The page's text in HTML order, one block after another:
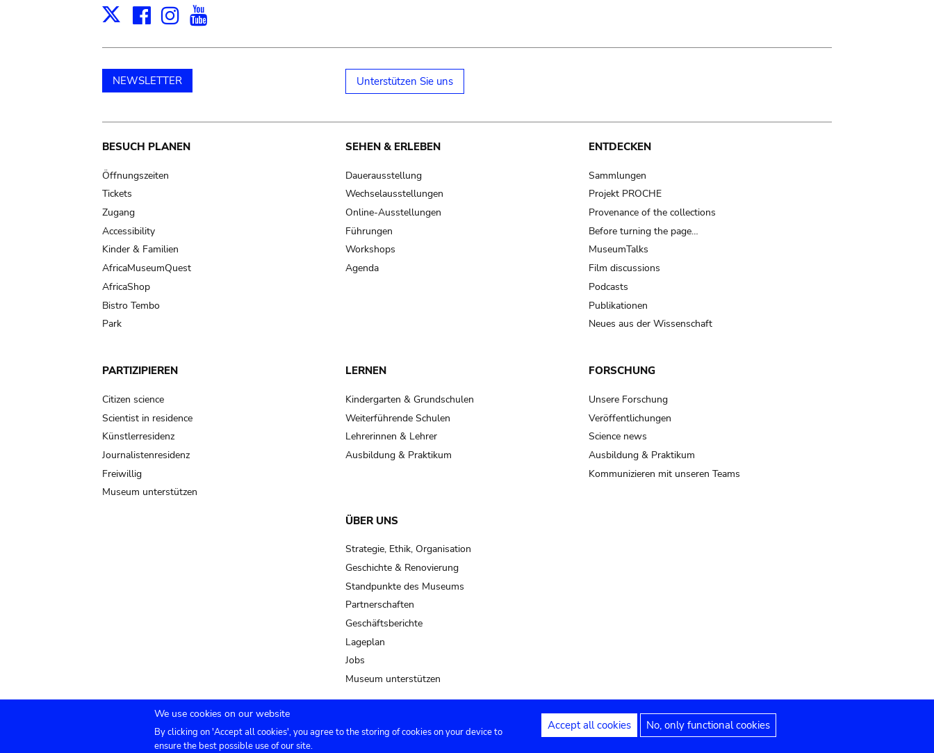
X Facebook
Instagram
NEWSLETTER Unterstützen Sie uns
Main
navigation
BESUCH PLANEN
Öffnungszeiten
Tickets
Zugang
Accessibility
Kinder & Familien
AfricaMuseumQuest
AfricaShop
Bistro Tembo
Park
SEHEN & ERLEBEN
Dauerausstellung
Wechselausstellungen
Online-Ausstellungen
Führungen
Workshops
Agenda
ENTDECKEN
Sammlungen
Projekt PROCHE
Provenance of the collections
Before turning the page…
MuseumTalks
Film discussions
Podcasts
Publikationen
Neues aus der Wissenschaft
PARTIZIPIEREN
Citizen science
Scientist in residence
Künstlerresidenz
Journalistenresidenz
Freiwillig
Museum unterstützen
LERNEN
Kindergarten & Grundschulen
Weiterführende Schulen
Lehrerinnen & Lehrer
Ausbildung & Praktikum
FORSCHUNG
Unsere Forschung
Veröffentlichungen
Science news
Ausbildung & Praktikum
Kommunizieren mit unseren Teams
ÜBER UNS
Strategie, Ethik, Organisation
Geschichte & Renovierung
Standpunkte des Museums
Partnerschaften
Geschäftsberichte
Lageplan
Jobs
Museum unterstützen
Submenu
Agenda Presse Vermietung Kontakt Privacy settings Rechtliche Hinweise Erklärung zur Barrierefreiheit
We use cookies on our website
By clicking on 'Accept all cookies', you agree to the storing of cookies on your device to
ensure the best possible use of our site.
Accept all cookies No, only functional cookies